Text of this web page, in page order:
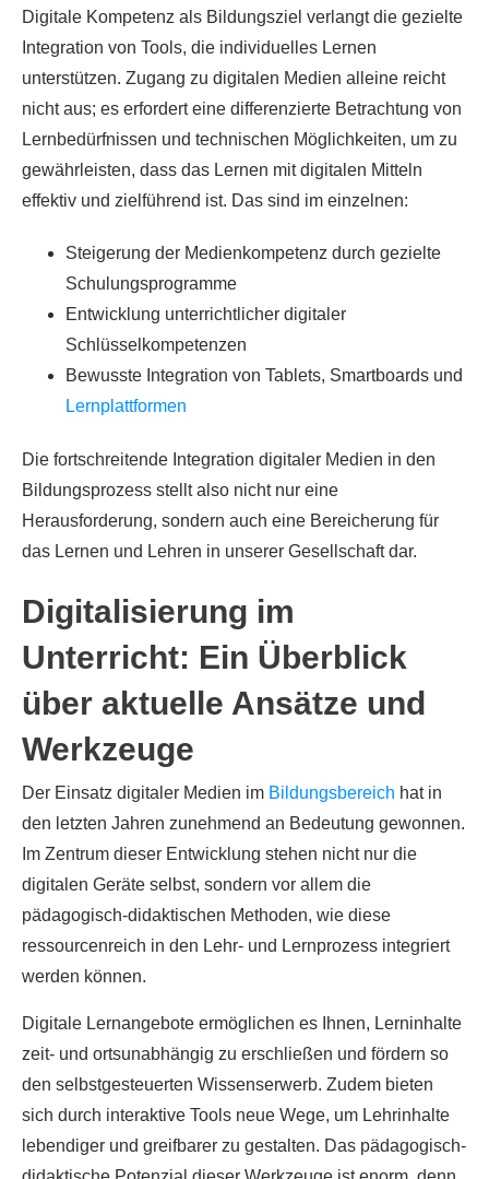
Digitale Kompetenz als Bildungsziel verlangt die gezielte
Integration von Tools, die individuelles Lernen
unterstützen. Zugang zu digitalen Medien alleine reicht
nicht aus; es erfordert eine differenzierte Betrachtung von
Lernbedürfnissen und technischen Möglichkeiten, um zu
gewährleisten, dass das Lernen mit digitalen Mitteln
effektiv und zielführend ist. Das sind im einzelnen:
Steigerung der Medienkompetenz durch gezielte
Schulungsprogramme
Entwicklung unterrichtlicher digitaler
Schlüsselkompetenzen
Bewusste Integration von Tablets, Smartboards und
Lernplattformen
Die fortschreitende Integration digitaler Medien in den
Bildungsprozess stellt also nicht nur eine
Herausforderung, sondern auch eine Bereicherung für
das Lernen und Lehren in unserer Gesellschaft dar.
Digitalisierung im
Unterricht: Ein Überblick
über aktuelle Ansätze und
Werkzeuge
Der Einsatz digitaler Medien im Bildungsbereich hat in
den letzten Jahren zunehmend an Bedeutung gewonnen.
Im Zentrum dieser Entwicklung stehen nicht nur die
digitalen Geräte selbst, sondern vor allem die
pädagogisch-didaktischen Methoden, wie diese
ressourcenreich in den Lehr- und Lernprozess integriert
werden können.
Digitale Lernangebote ermöglichen es Ihnen, Lerninhalte
zeit- und ortsunabhängig zu erschließen und fördern so
den selbstgesteuerten Wissenserwerb. Zudem bieten
sich durch interaktive Tools neue Wege, um Lehrinhalte
lebendiger und greifbarer zu gestalten. Das pädagogisch-